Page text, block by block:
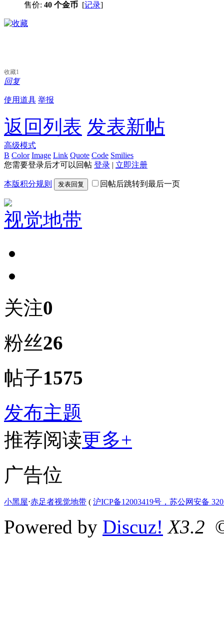
售价: 40 个金币 [记录]
收藏1
回复
使用道具 举报
返回列表 发表新帖
高级模式
B Color Image Link Quote Code Smilies
您需要登录后才可以回帖 登录 | 立即注册
本版积分规则 发表回复 回帖后跳转到最后一页
视觉地带
关注0
粉丝26
帖子1575
发布主题
推荐阅读更多+
广告位
小黑屋⋅赤足者视觉地带 ( 沪ICP备12003419号，苏公网安备
Powered by Discuz! X3.2